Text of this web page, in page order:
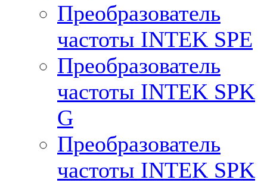
Преобразователь
частоты INTEK SPE
Преобразователь
частоты INTEK SPK
G
Преобразователь
частоты INTEK SPK